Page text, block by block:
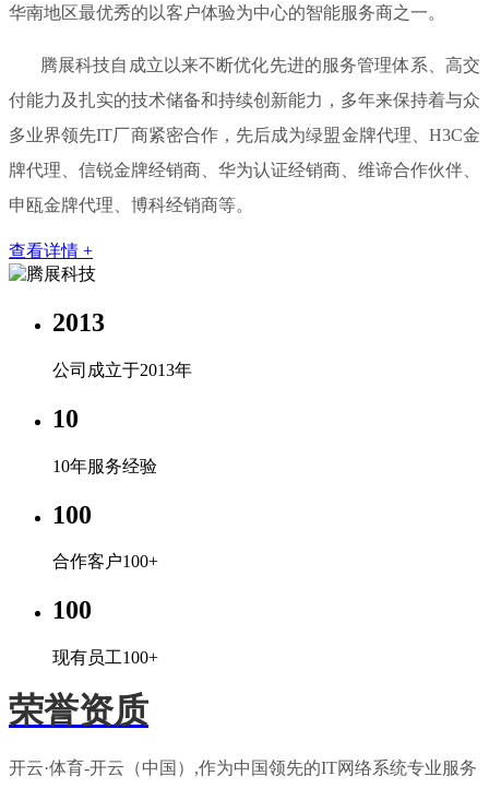
华南地区最优秀的以客户体验为中心的智能服务商之一。
腾展科技自成立以来不断优化先进的服务管理体系、高交
付能力及扎实的技术储备和持续创新能力，多年来保持着与众
多业界领先IT厂商紧密合作，先后成为绿盟金牌代理、H3C金
牌代理、信锐金牌经销商、华为认证经销商、维谛合作伙伴、
申瓯金牌代理、博科经销商等。
查看详情 +
2013
公司成立于2013年
10
10年服务经验
100
合作客户100+
100
现有员工100+
荣誉资质
开云·体育-开云（中国）,作为中国领先的IT网络系统专业服务